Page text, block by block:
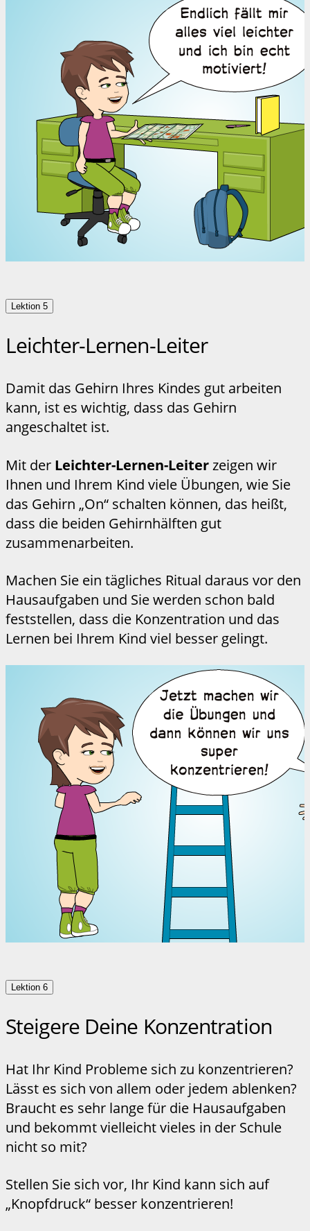
Lektion 5
Leichter-Lernen-Leiter
Damit das Gehirn Ihres Kindes gut arbeiten
kann, ist es wichtig, dass das Gehirn
angeschaltet ist.
Mit der Leichter-Lernen-Leiterzeigen wir
Ihnen und Ihrem Kind viele Übungen, wie Sie
das Gehirn „On“ schalten können, das heißt,
dass die beiden Gehirnhälften gut
zusammenarbeiten.
Machen Sie ein tägliches Ritual daraus vor den
Hausaufgaben und Sie werden schon bald
feststellen, dass die Konzentration und das
Lernen bei Ihrem Kind viel besser gelingt.
Lektion 6
Steigere Deine Konzentration
Hat Ihr Kind Probleme sich zu konzentrieren?
Lässt es sich von allem oder jedem ablenken?
Braucht es sehr lange für die Hausaufgaben
und bekommt vielleicht vieles in der Schule
nicht so mit?
Stellen Sie sich vor, Ihr Kind kann sich auf
„Knopfdruck“ besser konzentrieren!